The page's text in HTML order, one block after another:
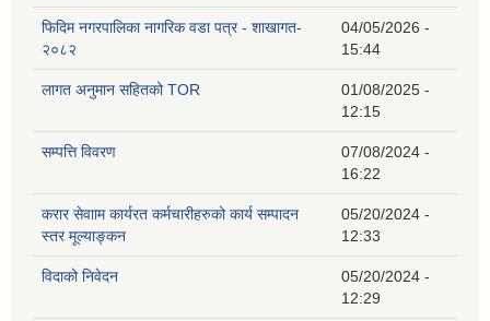
फिदिम नगरपालिका नागरिक वडा पत्र - शाखागत-
२०८२
04/05/2026 -
15:44
लागत अनुमान सहितको TOR
01/08/2025 -
12:15
सम्पत्ति विवरण
07/08/2024 -
16:22
करार सेवााम कार्यरत कर्मचारीहरुको कार्य सम्पादन
स्तर मूल्याङ्कन
05/20/2024 -
12:33
विदाको निवेदन
05/20/2024 -
12:29